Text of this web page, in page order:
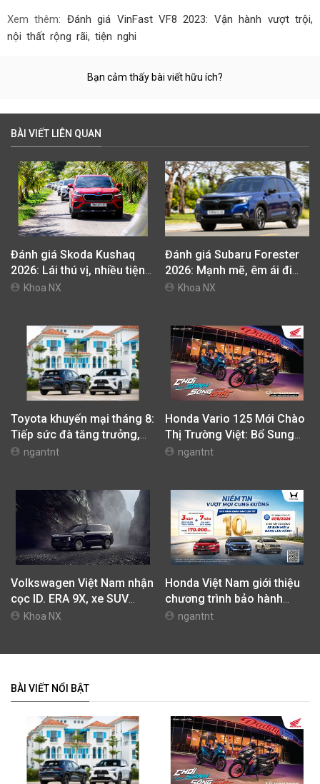
Xem thêm: Đánh giá VinFast VF8 2023: Vận hành vượt trội,
nội thất rộng rãi, tiện nghi
Bạn cảm thấy bài viết hữu ích?
BÀI VIẾT LIÊN QUAN
Đánh giá Skoda Kushaq
2026: Lái thú vị, nhiều tiện
nghi, giá cạnh tranh
Khoa NX
Đánh giá Subaru Forester
2026: Mạnh mẽ, êm ái đi
cùng hệ thống ADAS hoàn
Khoa NX
Toyota khuyến mại tháng 8:
Tiếp sức đà tăng trưởng,
tối ưu chi phí mua xe
ngantnt
Honda Vario 125 Mới Chào
Thị Trường Việt: Bổ Sung
Phiên Bản Street, Giá Từ
ngantnt
Volkswagen Việt Nam nhận
cọc ID. ERA 9X, xe SUV
EREV dự kiến giá dưới 3 tỷ
Khoa NX
Honda Việt Nam giới thiệu
chương trình bảo hành
chính hãng lên tới 10 năm
ngantnt
BÀI VIẾT NỔI BẬT